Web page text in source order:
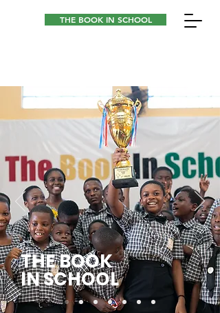
THE BOOK IN SCHOOL
THE BOOK
IN SCHOOL